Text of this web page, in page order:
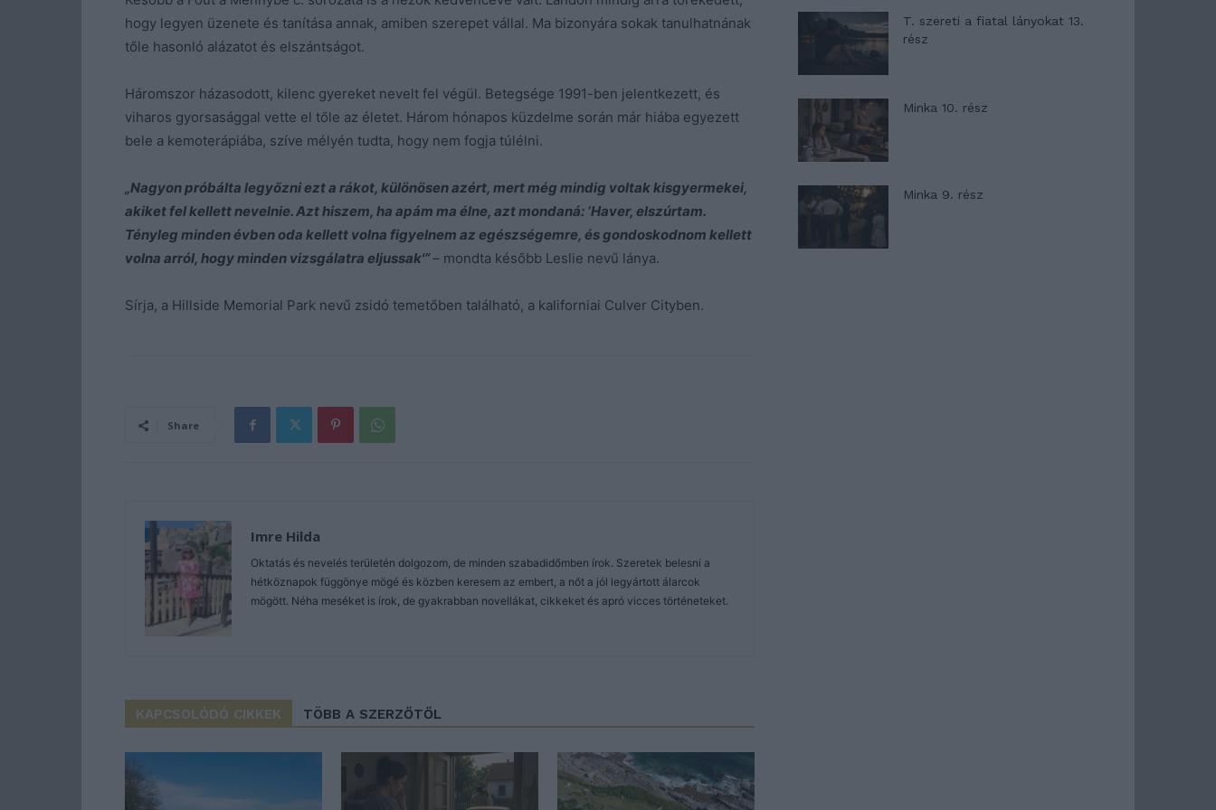
hogy legyen üzenete és tanítása annak, amiben szerepet vállal. Ma bizonyára sokak tanulhatnának
tőle hasonló alázatot és elszántságot.
Háromszor házasodott, kilenc gyereket nevelt fel végül. Betegsége 1991-ben jelentkezett, és
viharos gyorsasággal vette el tőle az életet. Három hónapos küzdelme során már hiába egyezett
bele a kemoterápiába, szíve mélyén tudta, hogy nem fogja túlélni.
„Nagyon próbálta legyőzni ezt a rákot, különösen azért, mert még mindig voltak kisgyermekei,
akiket fel kellett nevelnie. Azt hiszem, ha apám ma élne, azt mondaná: ‘Haver, elszúrtam.
Tényleg minden évben oda kellett volna figyelnem az egészségemre, és gondoskodnom kellett
volna arról, hogy minden vizsgálatra eljussak'”– mondta később Leslie nevű lánya.
Sírja, a Hillside Memorial Park nevű zsidó temetőben található, a kaliforniai Culver Cityben.
Share
Imre Hilda
Oktatás és nevelés területén dolgozom, de minden szabadidőmben írok. Szeretek belesni a
hétköznapok függönye mögé és közben keresem az embert, a nőt a jól legyártott álarcok
mögött. Néha meséket is írok, de gyakrabban novellákat, cikkeket és apró vicces történeteket.
KAPCSOLÓDÓ CIKKEK TÖBB A SZERZŐTŐL
T. szereti a fiatal lányokat 13.
rész
Minka 10. rész
Minka 9. rész